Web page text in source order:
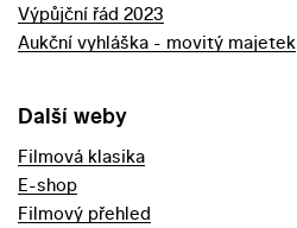
Výpůjční řád 2023
Aukční vyhláška - movitý majetek
Další weby
Filmová klasika
E-shop
Filmový přehled